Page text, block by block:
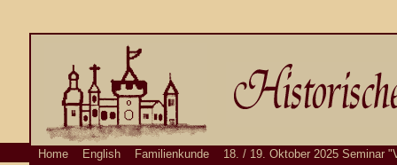
Home English Familienkunde
18. / 19. Oktober 2025 Seminar